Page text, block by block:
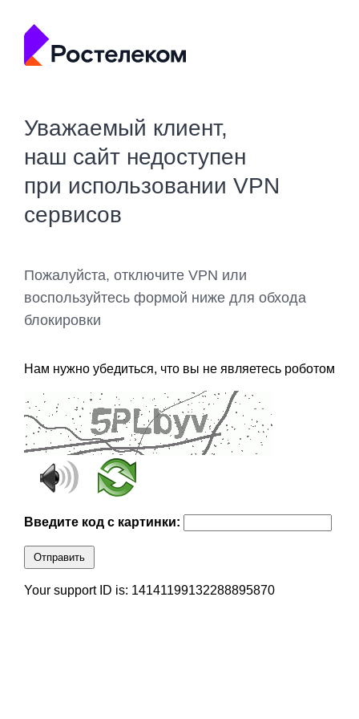
Уважаемый клиент,
наш сайт недоступен
при использовании VPN
сервисов
Пожалуйста, отключите VPN или
воспользуйтесь формой ниже для обхода
блокировки
Нам нужно убедиться, что вы не являетесь роботом
Введите код с картинки:
Отправить
Your support ID is: 14141199132288895870